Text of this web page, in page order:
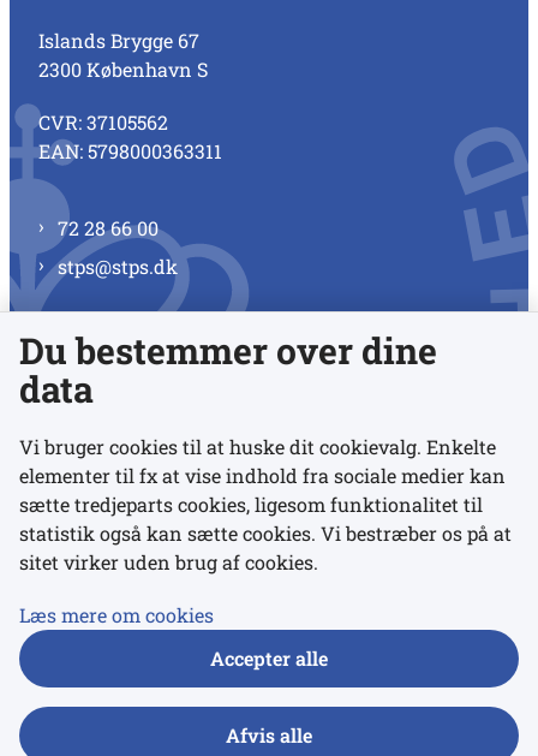
Islands Brygge 67
2300 København S
CVR: 37105562
EAN: 5798000363311
72 28 66 00
stps@stps.dk
Se alle kontaktnumre
Links
Udgivelser
Du bestemmer over dine
data
Vi bruger cookies til at huske dit cookievalg. Enkelte
elementer til fx at vise indhold fra sociale medier kan
sætte tredjeparts cookies, ligesom funktionalitet til
statistik også kan sætte cookies. Vi bestræber os på at
sitet virker uden brug af cookies.
Læs mere om cookies
Accepter alle
Afvis alle